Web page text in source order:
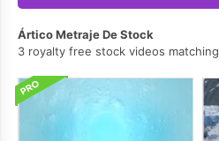
Ártico Metraje De Stock
3 royalty free stock videos matching